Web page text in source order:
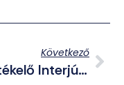
Következő
Évértékelő Interjú Gaudi-Nagy Tamással Az Erősödő Genderlobbi Elleni Küzdelemről